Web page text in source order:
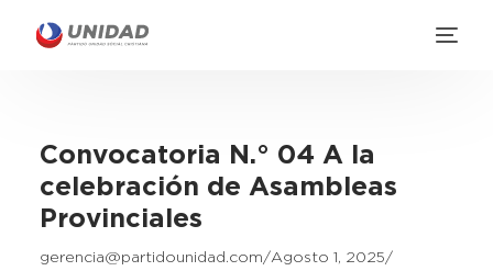
Convocatoria N.° 04 A la
celebración de Asambleas
Provinciales
gerencia@partidounidad.com
Agosto 1, 2025